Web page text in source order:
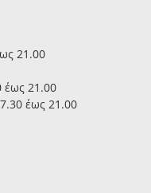
21.00
έως 21.00
έως 21.00